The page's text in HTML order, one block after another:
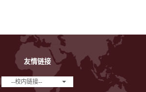
友情链接
--校内链接--